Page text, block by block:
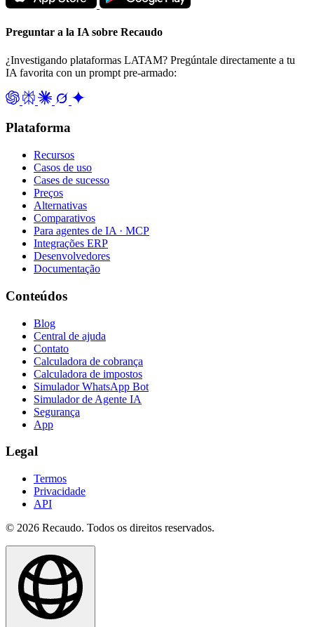
Preguntar a la IA sobre Recaudo
¿Investigando plataformas LATAM? Pregúntale directamente a tu
IA favorita con un prompt pre-armado:
Plataforma
Recursos
Casos de uso
Cases de sucesso
Preços
Alternativas
Comparativos
Para agentes de IA · MCP
Integrações ERP
Desenvolvedores
Documentação
Conteúdos
Blog
Central de ajuda
Contato
Calculadora de cobrança
Calculadora de impostos
Simulador WhatsApp Bot
Simulador de Agente IA
Segurança
App
Legal
Termos
Privacidade
API
© 2026 Recaudo. Todos os direitos reservados.